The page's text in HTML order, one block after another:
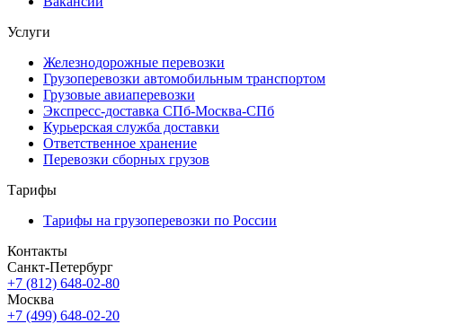
Услуги
Железнодорожные перевозки
Грузоперевозки автомобильным транспортом
Грузовые авиаперевозки
Экспресс-доставка СПб-Москва-СПб
Курьерская служба доставки
Ответственное хранение
Перевозки сборных грузов
Тарифы
Тарифы на грузоперевозки по России
Контакты
Санкт-Петербург
+7 (812) 648-02-80
Москва
+7 (499) 648-02-20